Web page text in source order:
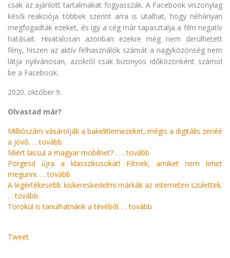
csak az ajánlott tartalmakat fogyasszák. A Facebook viszonylag
késői reakciója többek szerint arra is utalhat, hogy néhányan
megfogadták ezeket, és így a cég már tapasztalja a film negatív
hatásait. Hivatalosan azonban ezekre még nem derülhetett
fény, hiszen az aktív felhasználók számát a nagyközönség nem
látja nyilvánosan, azokról csak bizonyos időközönként számol
be a Facebook.
2020. október 9.
Olvastad már?
Milliószám vásárolják a bakelitlemezeket, mégis a digitális zenéé
a jövő. . .tovább
Miért lassul a magyar mobilnet? . . .tovább
Pörgesd újra a klasszikusokat! Filmek, amiket nem lehet
megunni. . .tovább
A legértékesebb kiskereskedelmi márkák az interneten születtek.
. . tovább
Törökül is tanulhatnánk a tévéből. . .tovább
Tweet